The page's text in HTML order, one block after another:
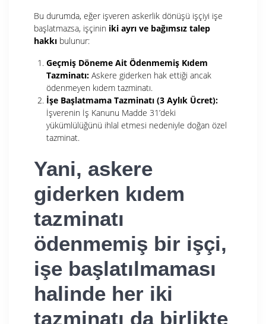
Bu durumda, eğer işveren askerlik dönüşü işçiyi işe
başlatmazsa, işçinin iki ayrı ve bağımsız talep
hakkı bulunur:
Geçmiş Döneme Ait Ödenmemiş Kıdem
Tazminatı: Askere giderken hak ettiği ancak
ödenmeyen kıdem tazminatı.
İşe Başlatmama Tazminatı (3 Aylık Ücret):
İşverenin İş Kanunu Madde 31’deki
yükümlülüğünü ihlal etmesi nedeniyle doğan özel
tazminat.
Yani, askere
giderken kıdem
tazminatı
ödenmemiş bir işçi,
işe başlatılmaması
halinde her iki
tazminatı da birlikte